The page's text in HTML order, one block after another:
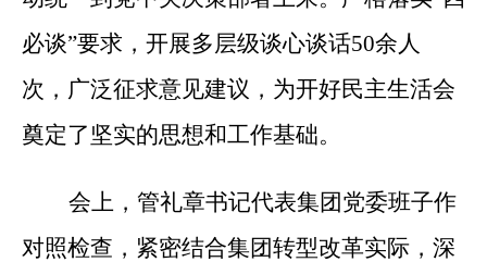
必谈”要求，开展多层级谈心谈话50余人
次，广泛征求意见建议，为开好民主生活会
奠定了坚实的思想和工作基础。
会上，管礼章书记代表集团党委班子作
对照检查，紧密结合集团转型改革实际，深